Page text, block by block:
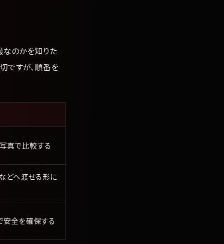
なのかを知りた
ですが、順番を
真で比較する
どへ渡せる形に
全を確保する